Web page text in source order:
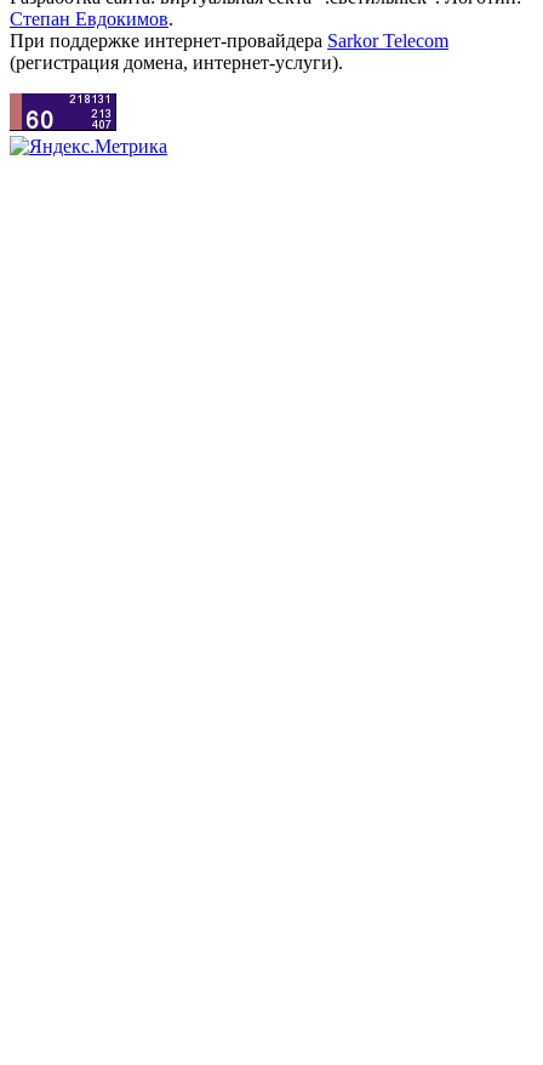
Степан Евдокимов.
При поддержке интернет-провайдера Sarkor Telecom
(регистрация домена, интернет-услуги).